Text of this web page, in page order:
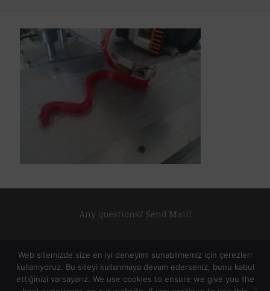
Any questions? Send Mail!
Web sitemizde size en iyi deneyimi sunabilmemiz için çerezleri
kullanıyoruz. Bu siteyi kullanmaya devam ederseniz, bunu kabul
ettiğinizi varsayarız. We use cookies to ensure we give you the